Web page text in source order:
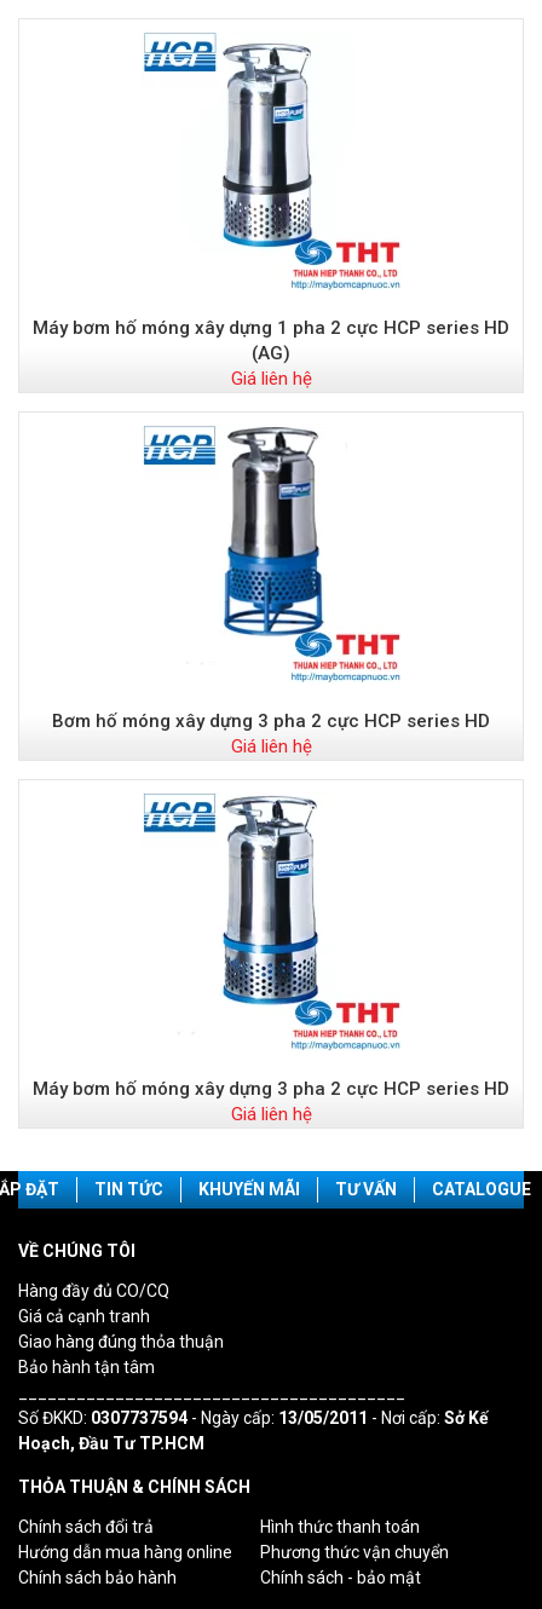
Máy bơm hố móng xây dựng 1 pha 2 cực HCP series HD
(AG)
Giá liên hệ
Bơm hố móng xây dựng 3 pha 2 cực HCP series HD
Giá liên hệ
Máy bơm hố móng xây dựng 3 pha 2 cực HCP series HD
Giá liên hệ
ĐẶT TIN TỨC KHUYẾN MÃI TƯ VẤN CATALOGUE
VỀ CHÚNG TÔI
Hàng đầy đủ CO/CQ
Giá cả cạnh tranh
Giao hàng đúng thỏa thuận
Bảo hành tận tâm
Số ĐKKD: 0307737594- Ngày cấp: 13/05/2011 - Nơi cấp: Sở Kế
Hoạch, Đầu Tư TP.HCM
THỎA THUẬN & CHÍNH SÁCH
Chính sách đổi trả
Hình thức thanh toán
Hướng dẫn mua hàng online
Phương thức vận chuyển
Chính sách bảo hành
Chính sách - bảo mật